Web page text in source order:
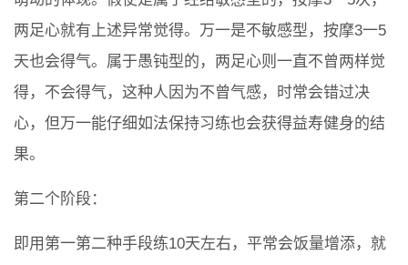
两足心就有上述异常觉得。万一是不敏感型，按摩3一5
天也会得气。属于愚钝型的，两足心则一直不曾两样觉
得，不会得气，这种人因为不曾气感，时常会错过决
心，但万一能仔细如法保持习练也会获得益寿健身的结
果。
第二个阶段：
即用第一第二种手段练10天左右，平常会饭量增添，就